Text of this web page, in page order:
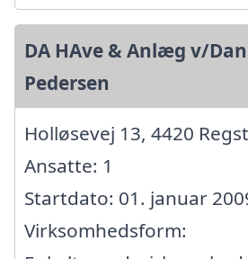
DA HAve & Anlæg v/
Pedersen
Holløsevej 13, 4420
Ansatte: 1
Startdato: 01. januar
Virksomhedsform: